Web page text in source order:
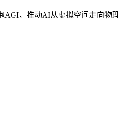
，推动AI从虚拟空间走向